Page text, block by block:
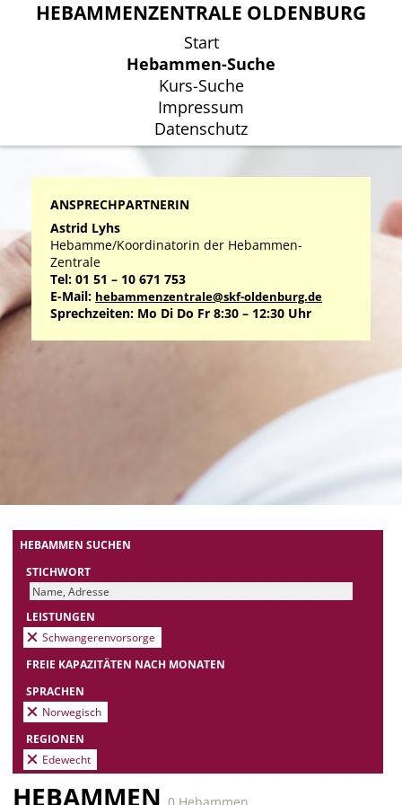
HEBAMMENZENTRALE OLDENBURG
Start
Hebammen-Suche
Kurs-Suche
Impressum
Datenschutz
HEBAMMENZENTRALE OLDENBURG
Start
Hebammen-Suche
Kurs-Suche
Impressum
Datenschutz
ANSPRECHPARTNERIN
Astrid Lyhs
Hebamme/Koordinatorin der Hebammen-
Zentrale
Tel: 01 51 – 10 671 753
E-Mail: hebammenzentrale@skf-oldenburg.de
Sprechzeiten: Mo Di Do Fr 8:30 – 12:30 Uhr
HEBAMMEN SUCHEN
STICHWORT
LEISTUNGEN
Schwangerenvorsorge
FREIE KAPAZITÄTEN NACH MONATEN
SPRACHEN
Norwegisch
REGIONEN
Edewecht
HEBAMMEN